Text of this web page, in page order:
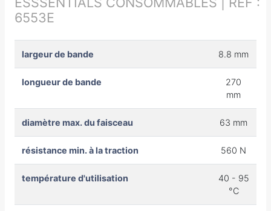
6553E
largeur de bande 8.8 mm
longueur de bande
270
mm
diamètre max. du faisceau 63 mm
résistance min. à la traction 560 N
température d'utilisation
40 - 95
°C